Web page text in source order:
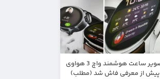
تصویر ساعت هوشمند واچ 3 هواوی
پیش از معرفی فاش شد (مطلب)